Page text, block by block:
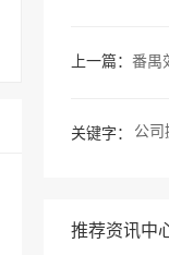
上一篇： 番禺
关键字： 公司
推荐资讯中